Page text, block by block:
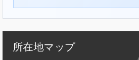
所在地マップ